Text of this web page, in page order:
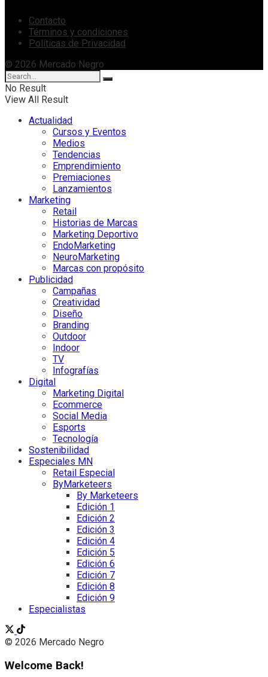
Contacto
Términos y condiciones
Políticas de Privacidad
© 2026 Mercado Negro
No Result
View All Result
Actualidad
Cursos y Eventos
Medios
Tendencias
Emprendimiento
Premiaciones
Lanzamientos
Marketing
Retail
Historias de Marcas
Marketing Deportivo
EndoMarketing
NeuroMarketing
Marcas con propósito
Publicidad
Campañas
Creatividad
Diseño
Branding
Outdoor
Indoor
TV
Infografías
Digital
Marketing Digital
Ecommerce
Social Media
Esports
Tecnología
Sostenibilidad
Especiales MN
Retail Especial
ByMarketeers
By Marketeers
Edición 1
Edición 2
Edición 3
Edición 4
Edición 5
Edición 6
Edición 7
Edición 8
Edición 9
Especialistas
© 2026 Mercado Negro
Welcome Back!